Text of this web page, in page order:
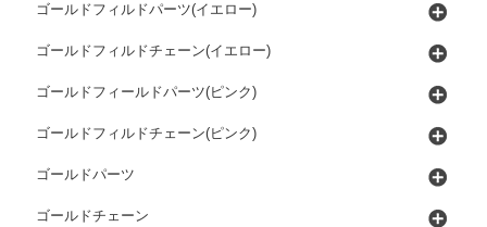
ゴールドフィルドパーツ(イエロー)
ゴールドフィルドチェーン(イエロー)
ゴールドフィールドパーツ(ピンク)
ゴールドフィルドチェーン(ピンク)
ゴールドパーツ
ゴールドチェーン